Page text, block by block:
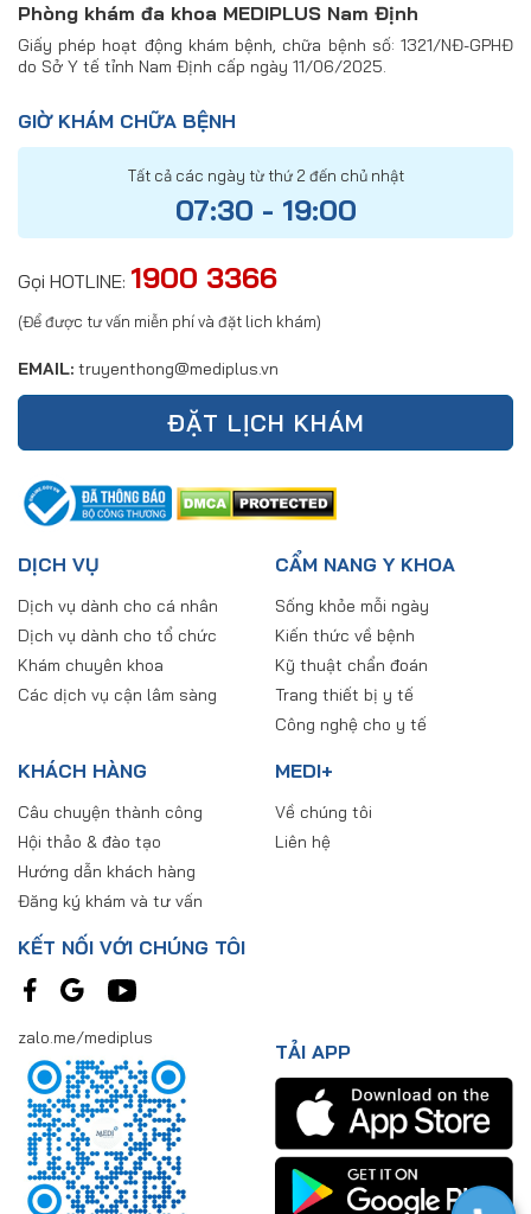
Phòng khám đa khoa MEDIPLUS Nam Định
Giấy phép hoạt động khám bệnh, chữa bệnh số: 1321/NĐ-GPHĐ
do Sở Y tế tỉnh Nam Định cấp ngày 11/06/2025.
GIỜ KHÁM CHỮA BỆNH
Tất cả các ngày từ thứ 2 đến chủ nhật
07:30 - 19:00
Gọi HOTLINE: 1900 3366
(Để được tư vấn miễn phí và đặt lich khám)
EMAIL: truyenthong@mediplus.vn
ĐẶT LỊCH KHÁM
DỊCH VỤ
Dịch vụ dành cho cá nhân
Dịch vụ dành cho tổ chức
Khám chuyên khoa
Các dịch vụ cận lâm sàng
CẨM NANG Y KHOA
Sống khỏe mỗi ngày
Kiến thức về bệnh
Kỹ thuật chẩn đoán
Trang thiết bị y tế
Công nghệ cho y tế
KHÁCH HÀNG
Câu chuyện thành công
Hội thảo & đào tạo
Hướng dẫn khách hàng
Đăng ký khám và tư vấn
MEDI+
Về chúng tôi
Liên hệ
KẾT NỐI VỚI CHÚNG TÔI
zalo.me/mediplus
TẢI APP